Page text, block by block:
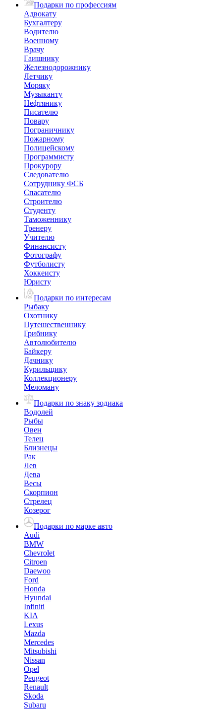
Подарки по профессиям
Адвокату
Бухгалтеру
Водителю
Военному
Врачу
Гаишнику
Железнодорожнику
Летчику
Моряку
Музыканту
Нефтянику
Писателю
Повару
Пограничнику
Пожарному
Полицейскому
Программисту
Прокурору
Следователю
Сотруднику ФСБ
Спасателю
Строителю
Студенту
Таможеннику
Тренеру
Учителю
Финансисту
Фотографу
Футболисту
Хоккеисту
Юристу
Подарки по интересам
Рыбаку
Охотнику
Путешественнику
Грибнику
Автолюбителю
Байкеру
Дачнику
Курильщику
Коллекционеру
Меломану
Подарки по знаку зодиака
Водолей
Рыбы
Овен
Телец
Близнецы
Рак
Лев
Дева
Весы
Скорпион
Стрелец
Козерог
Подарки по марке авто
Audi
BMW
Chevrolet
Citroen
Daewoo
Ford
Honda
Hyundai
Infiniti
KIA
Lexus
Mazda
Mercedes
Mitsubishi
Nissan
Opel
Peugeot
Renault
Skoda
Subaru